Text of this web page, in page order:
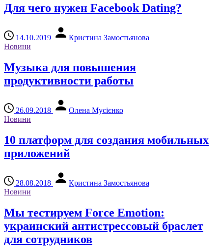
Для чего нужен Facebook Dating?
14.10.2019
Кристина Замостьянова
Новини
Музыка для повышения
продуктивности работы
26.09.2018
Олена Мусієнко
Новини
10 платформ для создания мобильных
приложений
28.08.2018
Кристина Замостьянова
Новини
Мы тестируем Force Emotion:
украинский антистрессовый браслет
для сотрудников